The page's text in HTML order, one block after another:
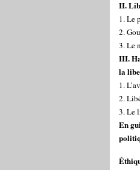
II.
1. Le
2.
3. Le
III.
la
1.
2.
3. Le
En